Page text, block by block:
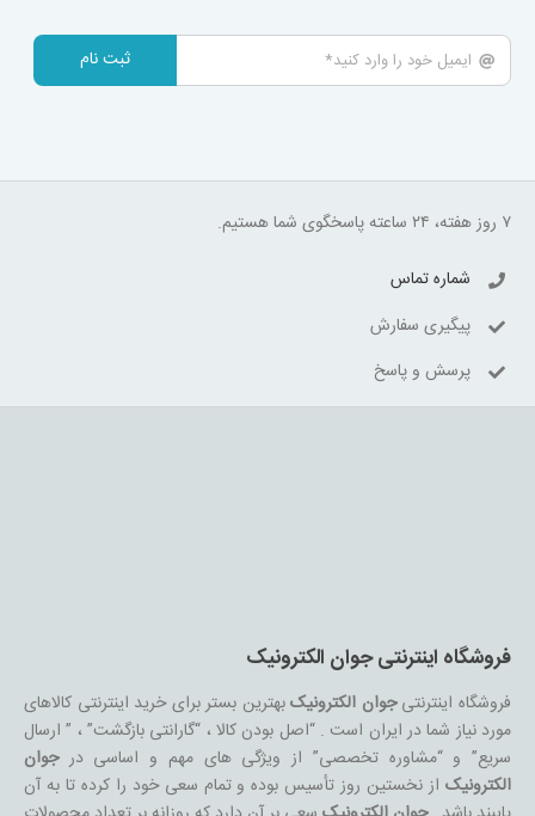
ثبت نام
۷ روز هفته، ۲۴ ساعته پاسخگوی شما هستیم.
شماره تماس
پیگیری سفارش
پرسش و پاسخ
فروشگاه اینترنتی جوان الکترونیک
فروشگاه اینترنتیجوان الکترونیکبهترین بستر برای خرید اینترنتی کالاهای
مورد نیاز شما در ایران است . “اصل بودن کالا ، “گارانتی بازگشت” ، ” ارسال
سریع” و “مشاوره تخصصی” از ویژگی های مهم و اساسی درجوان
الکترونیکاز نخستین روز تأسیس بوده و تمام سعی خود را کرده تا به آن